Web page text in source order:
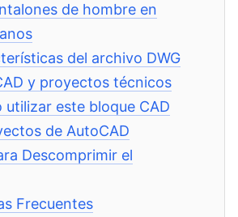
de hombre en
del archivo DWG
y proyectos técnicos
utilizar este bloque CAD
de AutoCAD
Descomprimir el
Frecuentes